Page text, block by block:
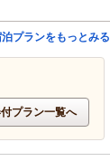
プランをもっとみる
プラン一覧へ